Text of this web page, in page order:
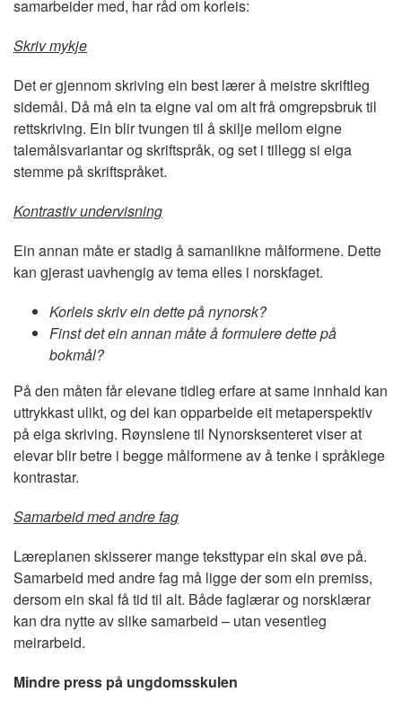
samarbeider med, har råd om korleis:
Skriv mykje
Det er gjennom skriving ein best lærer å meistre skriftleg
sidemål. Då må ein ta eigne val om alt frå omgrepsbruk til
rettskriving. Ein blir tvungen til å skilje mellom eigne
talemålsvariantar og skriftspråk, og set i tillegg si eiga
stemme på skriftspråket.
Kontrastiv undervisning
Ein annan måte er stadig å samanlikne målformene. Dette
kan gjerast uavhengig av tema elles i norskfaget.
Korleis skriv ein dette på nynorsk?
Finst det ein annan måte å formulere dette på
bokmål?
På den måten får elevane tidleg erfare at same innhald kan
uttrykkast ulikt, og dei kan opparbeide eit metaperspektiv
på eiga skriving. Røynslene til Nynorsksenteret viser at
elevar blir betre i begge målformene av å tenke i språklege
kontrastar.
Samarbeid med andre fag
Læreplanen skisserer mange teksttypar ein skal øve på.
Samarbeid med andre fag må ligge der som ein premiss,
dersom ein skal få tid til alt. Både faglærar og norsklærar
kan dra nytte av slike samarbeid – utan vesentleg
meirarbeid.
Mindre press på ungdomsskulen